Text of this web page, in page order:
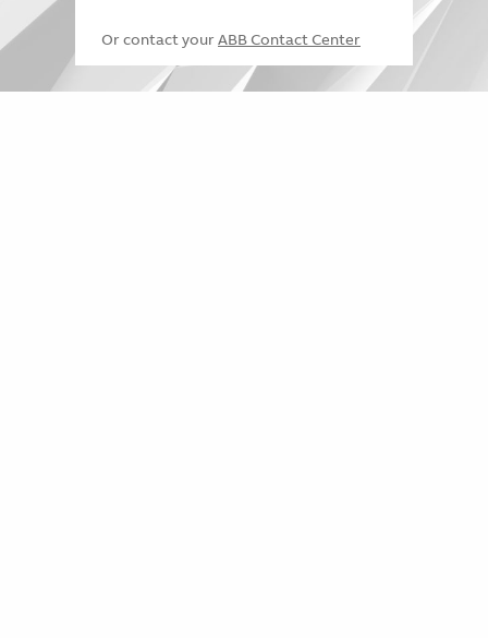
Or contact your ABB Contact Center